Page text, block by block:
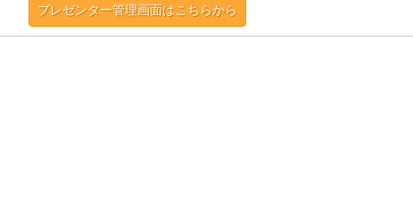
プレゼンター管理画面はこちらから